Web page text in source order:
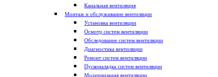
Канальная вентиляция
Монтаж и обслуживание вентиляции
Установка вентиляции
Осмотр систем вентиляции
Обследование систем вентиляции
Диагностика вентиляции
Ремонт систем вентиляции
Пусконаладка систем вентиляции
Модернизация вентиляции